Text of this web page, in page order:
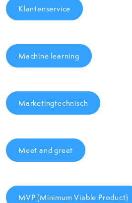
Klantenservice
Machine learning
Marketingtechnisch
Meet and greet
MVP (Minimum Viable Product)